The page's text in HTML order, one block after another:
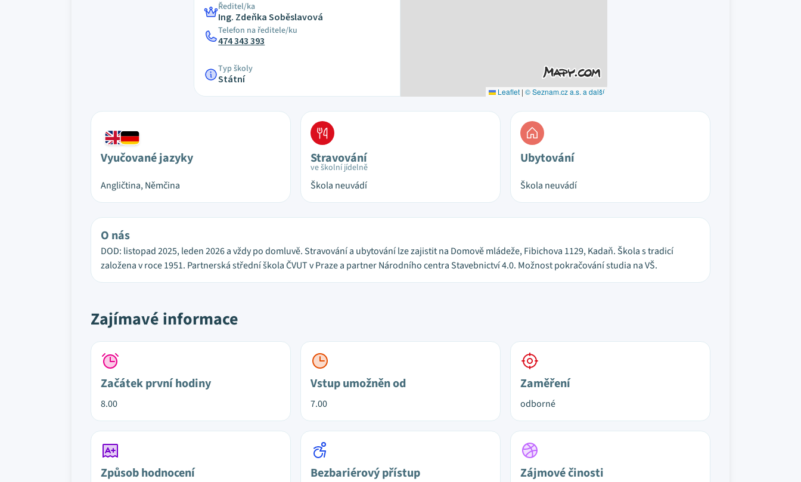
Ředitel/ka
Ing. Zdeňka Soběslavová
Telefon na ředitele/ku
474 343 393
Typ školy
Státní
Leaflet | © Seznam.cz a.s. a další
Vyučované jazyky
Angličtina, Němčina
Stravování
ve školní jídelně
Škola neuvádí
Ubytování
Škola neuvádí
O nás
DOD: listopad 2025, leden 2026 a vždy po domluvě. Stravování a ubytování lze zajistit na Domově mládeže, Fibichova 1129, Kadaň. Škola s tradicí
založena v roce 1951. Partnerská střední škola ČVUT v Praze a partner Národního centra Stavebnictví 4.0. Možnost pokračování studia na VŠ.
Zajímavé informace
Začátek první hodiny
8.00
Vstup umožněn od
7.00
Zaměření
odborné
Způsob hodnocení Bezbariérový přístup Zájmové činosti